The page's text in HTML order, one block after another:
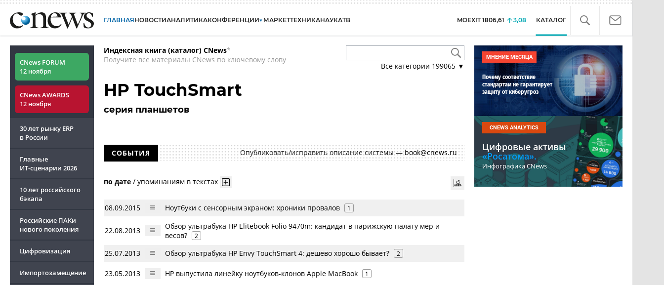
ГЛАВНАЯНОВОСТИАНАЛИТИКАКОНФЕРЕНЦИИ МАРКЕТТЕХНИКАНАУКАТВ MOEXIT 1806,61 3,08 КАТАЛОГ
CNews FORUM
12 ноября
CNews AWARDS
12 ноября
30 лет рынку ERP
в России
Главные
ИТ-сценарии 2026
10 лет российского
бэкапа
Российские ПАКи
нового поколения
Цифровизация
Импортозамещение
Индексная книга (каталог) CNews*
Получите все материалы CNews по ключевому слову
Все категории 199065 ▼
HP TouchSmart
серия планшетов
СОБЫТИЯ Опубликовать/исправить описание системы —book@cnews.ru
по дате / упоминаниям в текстах
08.09.2015 Ноутбуки с сенсорным экраном: хроники провалов 1
22.08.2013
Обзор ультрабука HP Elitebook Folio 9470m: кандидат в парижскую палату мер и
весов?
2
25.07.2013 Обзор ультрабука HP Envy TouchSmart 4: дешево хорошо бывает? 2
23.05.2013 HP выпустила линейку ноутбуков-клонов Apple MacBook 1
МНЕНИЕ МЕСЯЦА
Почему соответствие
стандартам не гарантирует
защиту от киберугроз
CNEWS ANALYTICS
Цифровые активы
«Росатома».
Инфографика CNews